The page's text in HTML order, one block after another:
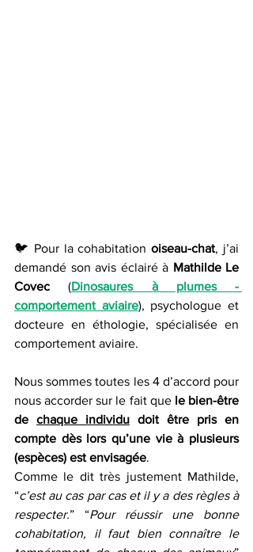
🐦 Pour la cohabitation oiseau-chat, j’ai
demandé son avis éclairé à Mathilde Le
Covec (Dinosaures à plumes -
comportement aviaire), psychologue et
docteure en éthologie, spécialisée en
comportement aviaire.
Nous sommes toutes les 4 d’accord pour
nous accorder sur le fait que le bien-être
de chaque individu doit être pris en
compte dès lors qu’une vie à plusieurs
(espèces) est envisagée.
Comme le dit très justement Mathilde,
“c’est au cas par cas et il y a des règles à
respecter.” “Pour réussir une bonne
cohabitation, il faut bien connaître le